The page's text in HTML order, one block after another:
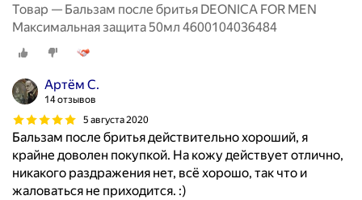
Товар — Бальзам после бритья DEONICA FOR MEN
Максимальная защита 50мл 4600104036484
Артём С.
14 отзывов
5 августа 2020
Бальзам после бритья действительно хороший, я
крайне доволен покупкой. На кожу действует отлично,
никакого раздражения нет, всё хорошо, так что и
жаловаться не приходится. :)